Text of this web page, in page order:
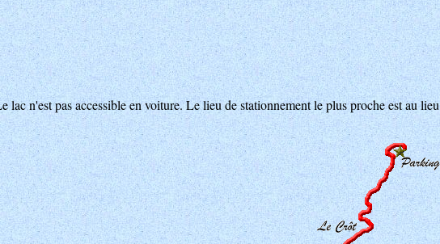
lac n'est pas accessible en voiture. Le lieu de stationnement le plus proche est au